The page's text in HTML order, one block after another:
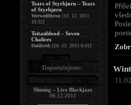
Tears of Styrbjørn – Tears
of Styrbjørn
Werwolfthron [10. 12. 2011
19:32]
Teitanblood – Seven
Chalices
Dalihrob [10. 12. 2011 6:01]
Doporučujeme:
Shining – Live Blackjazz
06.12.2011